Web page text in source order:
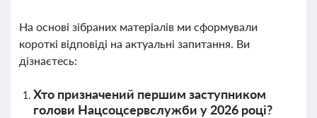
На основі зібраних матеріалів ми сформували
короткі відповіді на актуальні запитання. Ви
дізнаєтесь:
Хто призначений першим заступником
голови Нацсоцсервслужби у 2026 році?